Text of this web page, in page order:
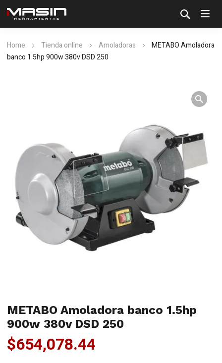
Home Tienda online Amoladoras
METABO Amoladora
banco 1.5hp 900w 380v DSD 250
METABO Amoladora banco 1.5hp
900w 380v DSD 250
$654,078.44